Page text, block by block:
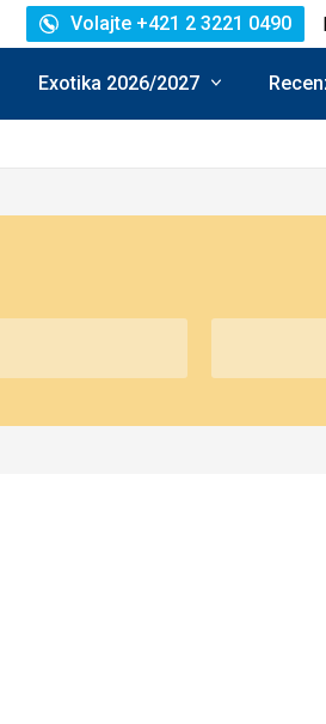
Volajte +421 2 3221 0490
Exotika 2026/2027